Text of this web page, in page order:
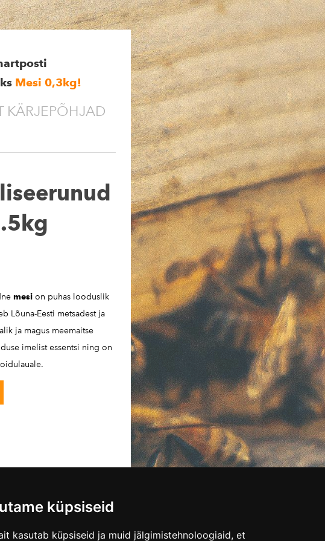
küpsiseid
kasutab küpsiseid ja muid jälgimistehnoloogiaid, et
Mesi 0,3kg!
KÄRJEPÕHJAD
mesi on puhas looduslik
Lõuna-Eesti metsadest ja
ja magus meemaitse
imelist essentsi ning on